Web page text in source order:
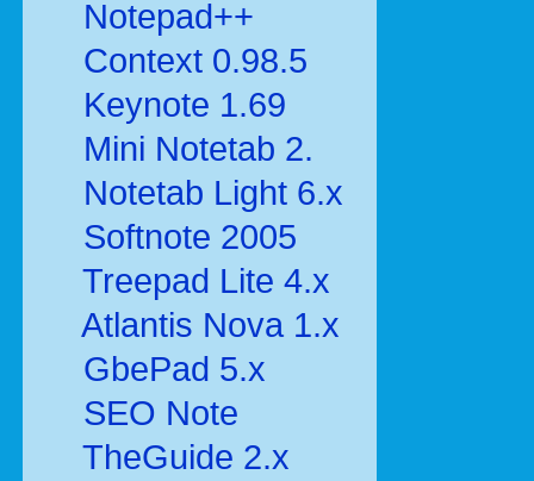
Notepad++
Context 0.98.5
Keynote 1.69
Mini Notetab 2.
Notetab Light 6.x
Softnote 2005
Treepad Lite 4.x
Atlantis Nova 1.x
GbePad 5.x
SEO Note
TheGuide 2.x